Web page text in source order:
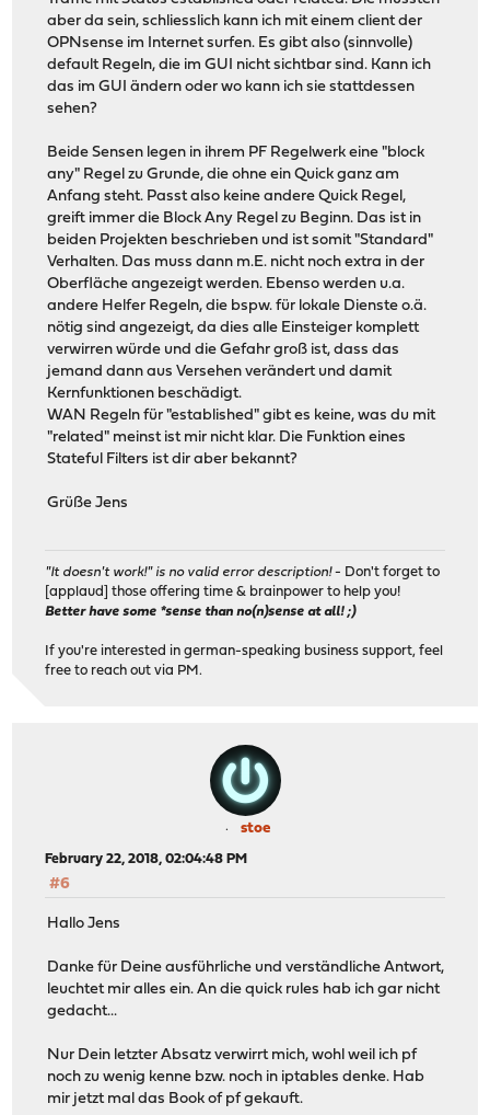
aber da sein, schliesslich kann ich mit einem client der
OPNsense im Internet surfen. Es gibt also (sinnvolle)
default Regeln, die im GUI nicht sichtbar sind. Kann ich
das im GUI ändern oder wo kann ich sie stattdessen
sehen?
Beide Sensen legen in ihrem PF Regelwerk eine "block
any" Regel zu Grunde, die ohne ein Quick ganz am
Anfang steht. Passt also keine andere Quick Regel,
greift immer die Block Any Regel zu Beginn. Das ist in
beiden Projekten beschrieben und ist somit "Standard"
Verhalten. Das muss dann m.E. nicht noch extra in der
Oberfläche angezeigt werden. Ebenso werden u.a.
andere Helfer Regeln, die bspw. für lokale Dienste o.ä.
nötig sind angezeigt, da dies alle Einsteiger komplett
verwirren würde und die Gefahr groß ist, dass das
jemand dann aus Versehen verändert und damit
Kernfunktionen beschädigt.
WAN Regeln für "established" gibt es keine, was du mit
"related" meinst ist mir nicht klar. Die Funktion eines
Stateful Filters ist dir aber bekannt?
Grüße Jens
"It doesn't work!" is no valid error description!- Don't forget to
[applaud] those offering time & brainpower to help you!
Better have some *sense than no(n)sense at all! ;)
If you're interested in german-speaking business support, feel
free to reach out via PM.
stoe
February 22, 2018, 02:04:48 PM
#6
Hallo Jens
Danke für Deine ausführliche und verständliche Antwort,
leuchtet mir alles ein. An die quick rules hab ich gar nicht
gedacht...
Nur Dein letzter Absatz verwirrt mich, wohl weil ich pf
noch zu wenig kenne bzw. noch in iptables denke. Hab
mir jetzt mal das Book of pf gekauft.